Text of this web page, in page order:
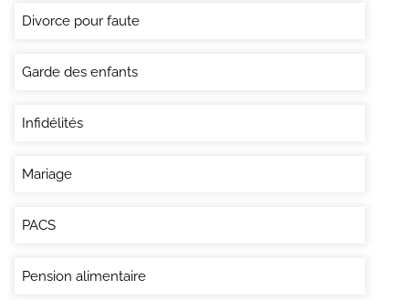
Divorce pour faute
Garde des enfants
Infidélités
Mariage
PACS
Pension alimentaire